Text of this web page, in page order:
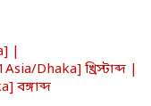
|
Dhaka] খ্রিস্টাব্দ |
বঙ্গাব্দ